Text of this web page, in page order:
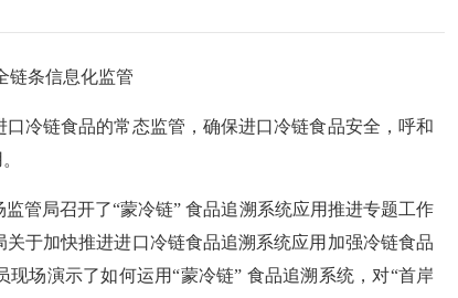
链条信息化监管
冷链食品的常态监管，确保进口冷链食品安全，呼和
管局召开了“蒙冷链” 食品追溯系统应用推进专题工作
于加快推进进口冷链食品追溯系统应用加强冷链食品
场演示了如何运用“蒙冷链” 食品追溯系统，对“首岸